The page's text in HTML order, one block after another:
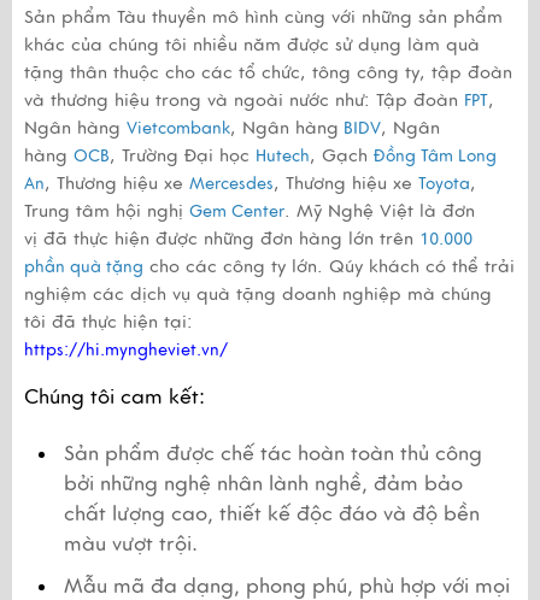
Sản phẩm Tàu thuyền mô hình cùng với những sản phẩm
khác của chúng tôi nhiều năm được sử dụng làm quà
tặng thân thuộc cho các tổ chức, tông công ty, tập đoàn
và thương hiệu trong và ngoài nước như: Tập đoàn FPT,
Ngân hàng Vietcombank, Ngân hàng BIDV, Ngân
hàng OCB, Trường Đại học Hutech, Gạch Đồng Tâm Long
An, Thương hiệu xe Mercesdes, Thương hiệu xe Toyota,
Trung tâm hội nghị Gem Center. Mỹ Nghệ Việt là đơn
vị đã thực hiện được những đơn hàng lớn trên 10.000
phần quà tặng cho các công ty lớn. Qúy khách có thể trải
nghiệm các dịch vụ quà tặng doanh nghiệp mà chúng
tôi đã thực hiện tại:
https://hi.myngheviet.vn/
Chúng tôi cam kết:
Sản phẩm được chế tác hoàn toàn thủ công
bởi những nghệ nhân lành nghề, đảm bảo
chất lượng cao, thiết kế độc đáo và độ bền
màu vượt trội.
Mẫu mã đa dạng, phong phú, phù hợp với mọi